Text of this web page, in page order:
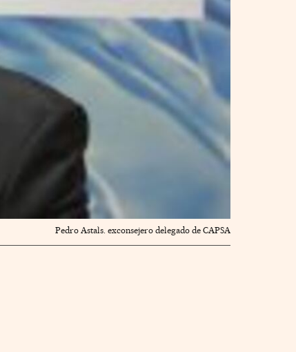
Pedro Astals. exconsejero delegado de CAPSA